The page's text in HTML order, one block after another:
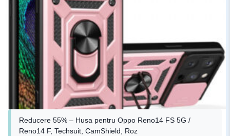
Reducere 55% – Husa pentru Oppo Reno14 FS 5G /
Reno14 F, Techsuit, CamShield, Roz